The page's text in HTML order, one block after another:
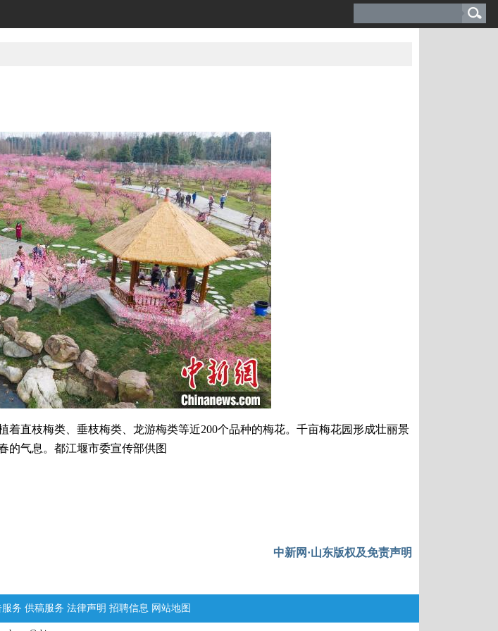
直枝梅类、垂枝梅类、龙游梅类等近200个品种的梅花。千亩梅花园形成壮丽景
的气息。都江堰市委宣传部供图
中新网·山东版权及免责声明
服务 供稿服务 法律声明 招聘信息 网站地图